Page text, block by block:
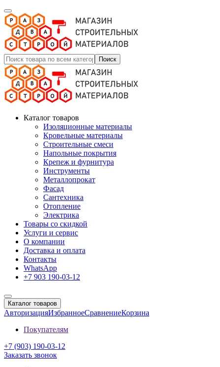
Поиск
Каталог товаров
Изоляционные материалы
Кровельные материалы
Строительные смеси
Напольные покрытия
Крепеж и фурнитура
Инструменты
Металлопрокат
Фасад
Сантехника
Отопление
Электрика
Товары со скидкой
Услуги и сервис
О компании
Доставка и оплата
Контакты
WhatsApp
+7 903 190-03-12
Каталог товаров
АвторизацияИзбранноеСравнениеКорзина
Покупателям
+7 (903) 190-03-12
Заказать звонок